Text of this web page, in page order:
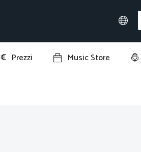
€ Prezzi Music Store